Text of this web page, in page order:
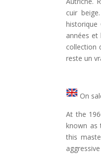
cuir
historique
années et
collection
reste un
On
At the
known as
this